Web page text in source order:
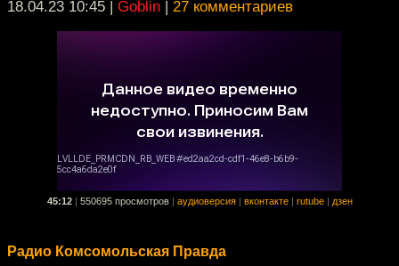
18.04.23 10:45 | Goblin | 27 комментариев
45:12 550695 просмотров аудиоверсия вконтакте rutube дзен
Радио Комсомольская Правда